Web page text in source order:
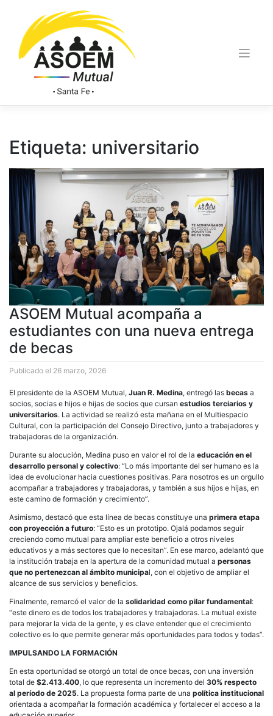
Etiqueta: universitario
ASOEM Mutual acompaña a
estudiantes con una nueva entrega
de becas
Publicado el 26 marzo, 2026
El presidente de la ASOEM Mutual, Juan R. Medina, entregó las becas a
socios, socias e hijos e hijas de socios que cursan estudios terciarios y
universitarios. La actividad se realizó esta mañana en el Multiespacio
Cultural, con la participación del Consejo Directivo, junto a trabajadores y
trabajadoras de la organización.
Durante su alocución, Medina puso en valor el rol de la educación en el
desarrollo personal y colectivo: “Lo más importante del ser humano es la
idea de evolucionar hacia cuestiones positivas. Para nosotros es un orgullo
acompañar a trabajadores y trabajadoras, y también a sus hijos e hijas, en
este camino de formación y crecimiento”.
Asimismo, destacó que esta línea de becas constituye una primera etapa
con proyección a futuro: “Esto es un prototipo. Ojalá podamos seguir
creciendo como mutual para ampliar este beneficio a otros niveles
educativos y a más sectores que lo necesitan”. En ese marco, adelantó que
la institución trabaja en la apertura de la comunidad mutual a personas
que no pertenezcan al ámbito municipal, con el objetivo de ampliar el
alcance de sus servicios y beneficios.
Finalmente, remarcó el valor de la solidaridad como pilar fundamental:
“este dinero es de todos los trabajadores y trabajadoras. La mutual existe
para mejorar la vida de la gente, y es clave entender que el crecimiento
colectivo es lo que permite generar más oportunidades para todos y todas”.
IMPULSANDO LA FORMACIÓN
En esta oportunidad se otorgó un total de once becas, con una inversión
total de $2.413.400, lo que representa un incremento del 30% respecto
al período de 2025. La propuesta forma parte de una política institucional
orientada a acompañar la formación académica y fortalecer el acceso a la